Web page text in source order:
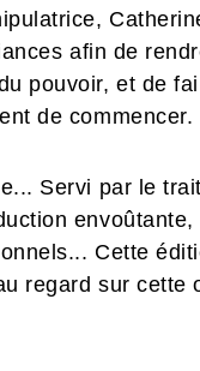
afin de
pouvoir, et de
de
Servi par le
Cette
regard sur cette